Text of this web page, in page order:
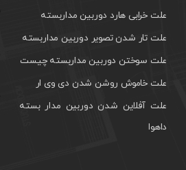
علت خرابی هارد دوربین مداربسته
علت تار شدن تصویر دوربین مداربسته
علت سوختن دوربین مداربسته چیست
علت خاموش روشن شدن دی وی ار
علت آفلاین شدن دوربین مدار بسته
داهوا